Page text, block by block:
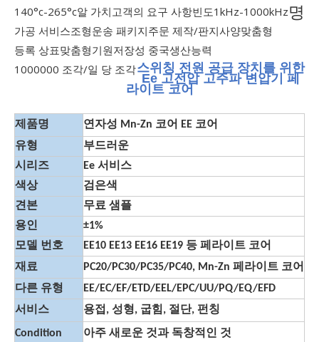
140°c-265°c알 가치고객의 요구 사항빈도1kHz-1000kHz
가공 서비스조형운송 패키지주문 제작/판지사양맞춤형
등록 상표맞춤형기원저장성 중국생산능력
1000000 조각/일 당 조각
명
스위칭 전원 공급 장치를 위한
Ee 고전압 고주파 변압기 페
라이트 코어
제품명
연자성 Mn-Zn 코어 EE 코어
유형
부드러운
시리즈
Ee 서비스
색상
검은색
견본
무료 샘플
용인
±1%
모델 번호
EE10 EE13 EE16 EE19 등 페라이트 코어
재료
PC20/PC30/PC35/PC40, Mn-Zn 페라이트 코어
다른 유형
EE/EC/EF/ETD/EEL/EPC/UU/PQ/EQ/EFD
서비스
용접, 성형, 굽힘, 절단, 펀칭
Condition
아주 새로운 것과 독창적인 것